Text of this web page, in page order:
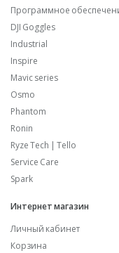
Программное
DJI Goggles
Industrial
Inspire
Mavic series
Osmo
Phantom
Ronin
Ryze Tech | Tello
Service Care
Spark
Интернет магазин
Личный кабинет
Корзина